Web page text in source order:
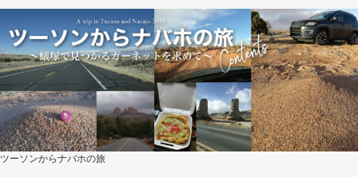
レインボー
ガーネットの産地で選ぶ
アフガニスタン
アフリカ
アメリカ
イタリア
ツーソンからナバホの旅